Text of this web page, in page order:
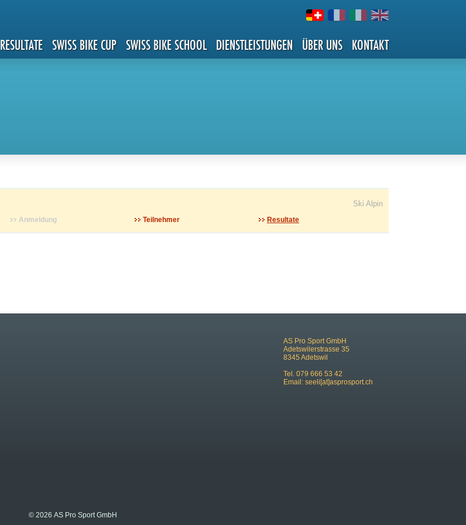
RESULTATE SWISS BIKE CUP SWISS BIKE SCHOOL DIENSTLEISTUNGEN ÜBER UNS KONTAKT
Ski Alpin
Anmeldung Teilnehmer Resultate
AS Pro Sport GmbH
Adetswilerstrasse 35
8345 Adetswil
Tel. 079 666 53 42
Email: seeli[at]asprosport.ch
© 2026 AS Pro Sport GmbH